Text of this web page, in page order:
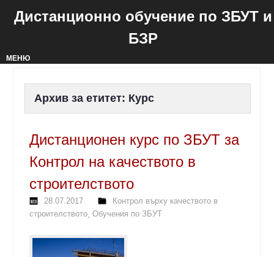
Дистанционно обучение по ЗБУТ и
БЗР
МЕНЮ
Архив за етитет: Курс
Дистанционен курс по ЗБУТ за
Контрол на качеството в
строителството
28.07.2017
Контрол върху качеството в
строителството ,Обучения по ЗБУТ